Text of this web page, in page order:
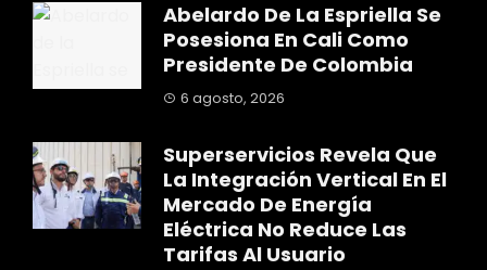
Abelardo De La Espriella Se
Posesiona En Cali Como
Presidente De Colombia
6 agosto, 2026
Superservicios Revela Que
La Integración Vertical En El
Mercado De Energía
Eléctrica No Reduce Las
Tarifas Al Usuario